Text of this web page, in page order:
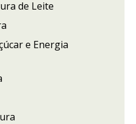
de Leite
e Energia